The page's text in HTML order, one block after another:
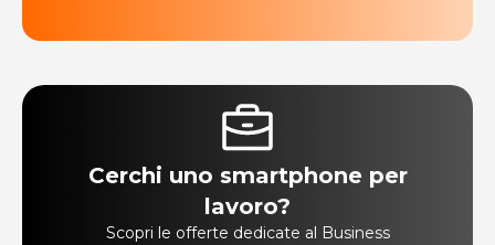
Cerchi uno smartphone per
lavoro?
Scopri le offerte dedicate al Business